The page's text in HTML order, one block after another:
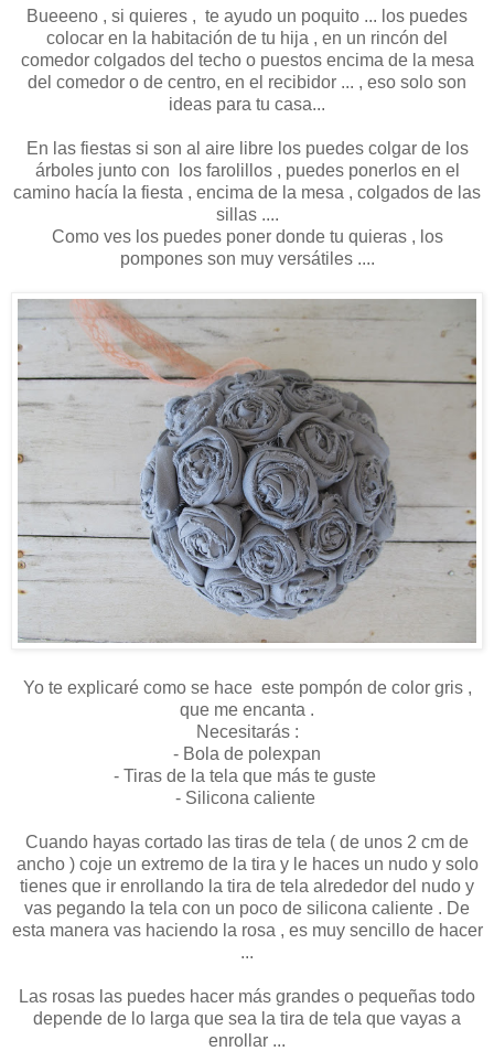
Bueeeno , si quieres , te ayudo un poquito ... los puedes
colocar en la habitación de tu hija , en un rincón del
comedor colgados del techo o puestos encima de la mesa
del comedor o de centro, en el recibidor ... , eso solo son
ideas para tu casa...
En las fiestas si son al aire libre los puedes colgar de los
árboles junto con los farolillos , puedes ponerlos en el
camino hacía la fiesta , encima de la mesa , colgados de las
sillas ....
Como ves los puedes poner donde tu quieras , los
pompones son muy versátiles ....
Yo te explicaré como se hace este pompón de color gris ,
que me encanta .
Necesitarás :
- Bola de polexpan
- Tiras de la tela que más te guste
- Silicona caliente
Cuando hayas cortado las tiras de tela ( de unos 2 cm de
ancho ) coje un extremo de la tira y le haces un nudo y solo
tienes que ir enrollando la tira de tela alrededor del nudo y
vas pegando la tela con un poco de silicona caliente . De
esta manera vas haciendo la rosa , es muy sencillo de hacer
...
Las rosas las puedes hacer más grandes o pequeñas todo
depende de lo larga que sea la tira de tela que vayas a
enrollar ...